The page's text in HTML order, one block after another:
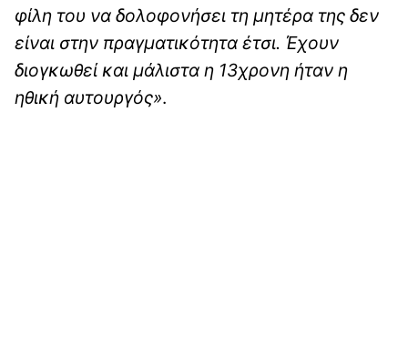
φίλη του να δολοφονήσει τη μητέρα της δεν
είναι στην πραγματικότητα έτσι. Έχουν
διογκωθεί και μάλιστα η 13χρονη ήταν η
ηθική αυτουργός».